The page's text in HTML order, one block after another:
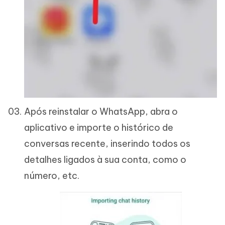
Após reinstalar o WhatsApp, abra o
aplicativo e importe o histórico de
conversas recente, inserindo todos os
detalhes ligados à sua conta, como o
número, etc.